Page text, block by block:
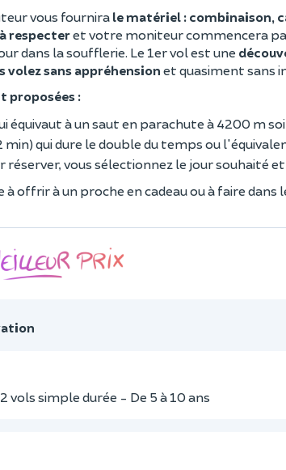
vous fournira le matériel : combinaison,
respecteret votre moniteur commencera
dans la soufflerie. Le 1er vol est une
volez sans appréhension et quasiment sans
proposées :
équivaut à un saut en parachute à 4200 m
min) qui dure le double du temps ou
réserver, vous sélectionnez le jour souhaité
offrir à un proche en cadeau ou à faire
vols simple durée - De 5 à 10 ans